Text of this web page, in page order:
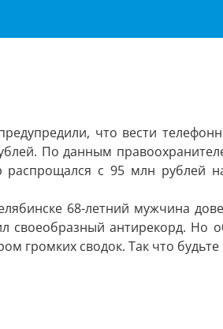
что вести
По данным
распрощался с 95 млн
68-летний мужчина
своеобразный антирекорд. Но
громких сводок. Так что будьте